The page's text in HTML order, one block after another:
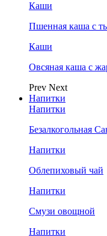
Каши
Пшенная каша с
Каши
Овсяная каша с
Prev Next
Напитки
Напитки
Безалкогольная
Напитки
Облепиховый чай
Напитки
Смузи овощной
Напитки